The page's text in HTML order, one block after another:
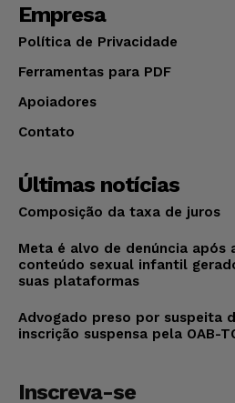
Empresa
Política de Privacidade
Ferramentas para PDF
Apoiadores
Contato
Últimas notícias
Composição da taxa de juros
Meta é alvo de denúncia após
conteúdo sexual infantil
suas plataformas
Advogado preso por suspeita
inscrição suspensa pela OAB-
Inscreva-se